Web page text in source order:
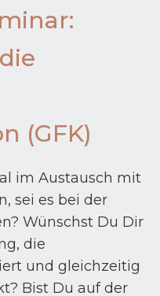
(GFK)
im Austausch mit
sei es bei der
Wünschst Du Dir
die
und gleichzeitig
Bist Du auf der